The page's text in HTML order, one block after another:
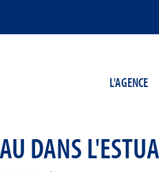
L'AGENCE
DANS